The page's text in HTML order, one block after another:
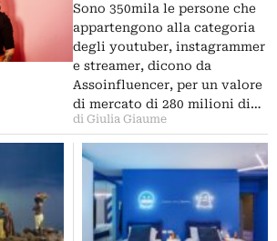
Sono 350mila le persone che
appartengono alla categoria
degli youtuber, instagrammer
e streamer, dicono da
Assoinfluencer, per un valore
di mercato di 280 milioni di…
di Giulia Giaume